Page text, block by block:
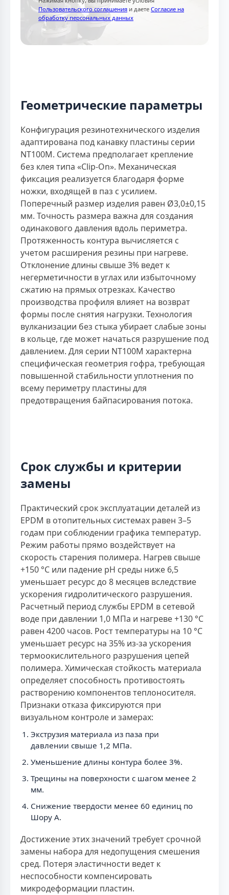
Пользовательского соглашения и даете Согласие на
обработку персональных данных
Геометрические параметры
Конфигурация резинотехнического изделия
адаптирована под канавку пластины серии
NT100M. Система предполагает крепление
без клея типа «Clip-On». Механическая
фиксация реализуется благодаря форме
ножки, входящей в паз с усилием.
Поперечный размер изделия равен Ø3,0±0,15
мм. Точность размера важна для создания
одинакового давления вдоль периметра.
Протяженность контура вычисляется с
учетом расширения резины при нагреве.
Отклонение длины свыше 3% ведет к
негерметичности в углах или избыточному
сжатию на прямых отрезках. Качество
производства профиля влияет на возврат
формы после снятия нагрузки. Технология
вулканизации без стыка убирает слабые зоны
в кольце, где может начаться разрушение под
давлением. Для серии NT100M характерна
специфическая геометрия гофра, требующая
повышенной стабильности уплотнения по
всему периметру пластины для
предотвращения байпасирования потока.
Срок службы и критерии
замены
Практический срок эксплуатации деталей из
EPDM в отопительных системах равен 3–5
годам при соблюдении графика температур.
Режим работы прямо воздействует на
скорость старения полимера. Нагрев свыше
+150 °С или падение pH среды ниже 6,5
уменьшает ресурс до 8 месяцев вследствие
ускорения гидролитического разрушения.
Расчетный период службы EPDM в сетевой
воде при давлении 1,0 МПа и нагреве +130 °С
равен 4200 часов. Рост температуры на 10 °С
уменьшает ресурс на 35% из-за ускорения
термоокислительного разрушения цепей
полимера. Химическая стойкость материала
определяет способность противостоять
растворению компонентов теплоносителя.
Признаки отказа фиксируются при
визуальном контроле и замерах:
Экструзия материала из паза при
давлении свыше 1,2 МПа.
Уменьшение длины контура более 3%.
Трещины на поверхности с шагом менее 2
мм.
Снижение твердости менее 60 единиц по
Шору А.
Достижение этих значений требует срочной
замены набора для недопущения смешения
сред. Потеря эластичности ведет к
неспособности компенсировать
микродеформации пластин.